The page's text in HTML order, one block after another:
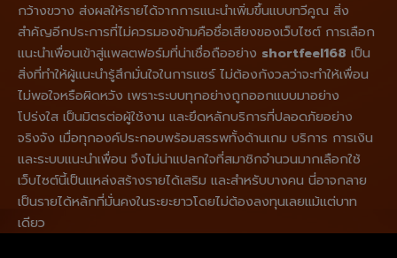
กว้างขวาง ส่งผลให้รายได้จากการแนะนำเพิ่มขึ้นแบบทวีคูณ สิ่ง
สำคัญอีกประการที่ไม่ควรมองข้ามคือชื่อเสียงของเว็บไซต์ การเลือก
แนะนำเพื่อนเข้าสู่แพลตฟอร์มที่น่าเชื่อถืออย่าง shortfeel168 เป็น
สิ่งที่ทำให้ผู้แนะนำรู้สึกมั่นใจในการแชร์ ไม่ต้องกังวลว่าจะทำให้เพื่อน
ไม่พอใจหรือผิดหวัง เพราะระบบทุกอย่างถูกออกแบบมาอย่าง
โปร่งใส เป็นมิตรต่อผู้ใช้งาน และยึดหลักบริการที่ปลอดภัยอย่าง
จริงจัง เมื่อทุกองค์ประกอบพร้อมสรรพทั้งด้านเกม บริการ การเงิน
และระบบแนะนำเพื่อน จึงไม่น่าแปลกใจที่สมาชิกจำนวนมากเลือกใช้
เว็บไซต์นี้เป็นแหล่งสร้างรายได้เสริม และสำหรับบางคน นี่อาจกลาย
เป็นรายได้หลักที่มั่นคงในระยะยาวโดยไม่ต้องลงทุนเลยแม้แต่บาท
เดียว